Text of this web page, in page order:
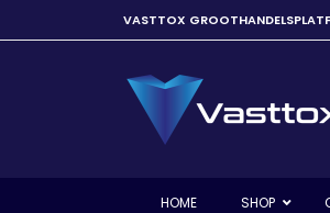
VASTTOX
HOME SHOP